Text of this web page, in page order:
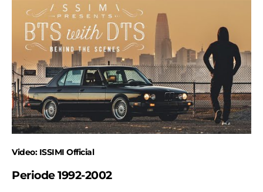
Video: ISSIMI Official
Periode 1992-2002